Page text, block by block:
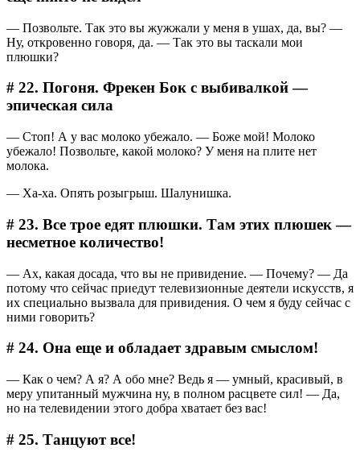
― Позвольте. Так это вы жужжали у меня в ушах, да, вы? ―
Ну, откровенно говоря, да. ― Так это вы таскали мои
плюшки?
# 22. Погоня. Фрекен Бок с выбивалкой —
эпическая сила
― Стоп! А у вас молоко убежало. ― Боже мой! Молоко
убежало! Позвольте, какой молоко? У меня на плите нет
молока.
― Ха-ха. Опять розыгрыш. Шалунишка.
# 23. Все трое едят плюшки. Там этих плюшек —
несметное количество!
― Ах, какая досада, что вы не привидение. ― Почему? ― Да
потому что сейчас приедут телевизионные деятели искусств, я
их специально вызвала для привидения. О чем я буду сейчас с
ними говорить?
# 24. Она еще и обладает здравым смыслом!
― Как о чем? А я? А обо мне? Ведь я — умный, красивый, в
меру упитанный мужчина ну, в полном расцвете сил! ― Да,
но на телевидении этого добра хватает без вас!
# 25. Танцуют все!